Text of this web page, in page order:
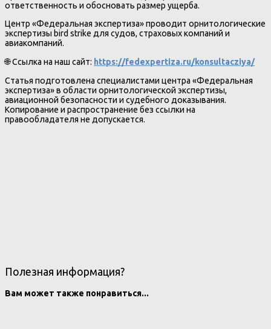
ответственность и обосновать размер ущерба.
Центр «Федеральная экспертиза» проводит орнитологические
экспертизы bird strike для судов, страховых компаний и
авиакомпаний.
🌐 Ссылка на наш сайт: https://fedexpertiza.ru/konsultacziya/
Статья подготовлена специалистами центра «Федеральная
экспертиза» в области орнитологической экспертизы,
авиационной безопасности и судебного доказывания.
Копирование и распространение без ссылки на
правообладателя не допускается.
Полезная информация?
Вам может также понравиться...